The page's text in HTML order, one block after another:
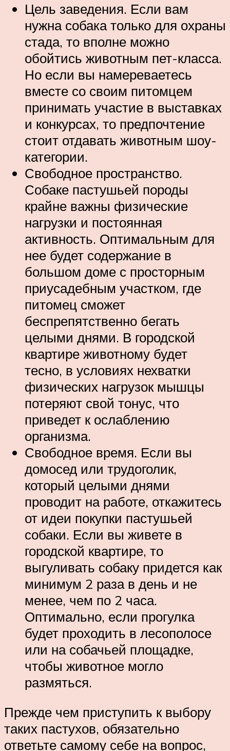
Цель заведения. Если вам
нужна собака только для охраны
стада, то вполне можно
обойтись животным пет-класса.
Но если вы намереваетесь
вместе со своим питомцем
принимать участие в выставках
и конкурсах, то предпочтение
стоит отдавать животным шоу-
категории.
Свободное пространство.
Собаке пастушьей породы
крайне важны физические
нагрузки и постоянная
активность. Оптимальным для
нее будет содержание в
большом доме с просторным
приусадебным участком, где
питомец сможет
беспрепятственно бегать
целыми днями. В городской
квартире животному будет
тесно, в условиях нехватки
физических нагрузок мышцы
потеряют свой тонус, что
приведет к ослаблению
организма.
Свободное время. Если вы
домосед или трудоголик,
который целыми днями
проводит на работе, откажитесь
от идеи покупки пастушьей
собаки. Если вы живете в
городской квартире, то
выгуливать собаку придется как
минимум 2 раза в день и не
менее, чем по 2 часа.
Оптимально, если прогулка
будет проходить в лесополосе
или на собачьей площадке,
чтобы животное могло
размяться.
Прежде чем приступить к выбору
таких пастухов, обязательно
ответьте самому себе на вопрос,